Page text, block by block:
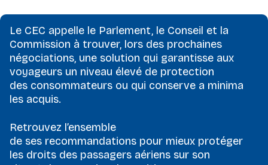
Le CEC appelle le Parlement, le Conseil et la
Commission à trouver, lors des prochaines
négociations, une solution qui garantisse aux
voyageurs un niveau élevé de protection
des consommateurs ou qui conserve a minima
les acquis.
Retrouvez l’ensemble
de ses recommandations pour mieux protéger
les droits des passagers aériens sur son